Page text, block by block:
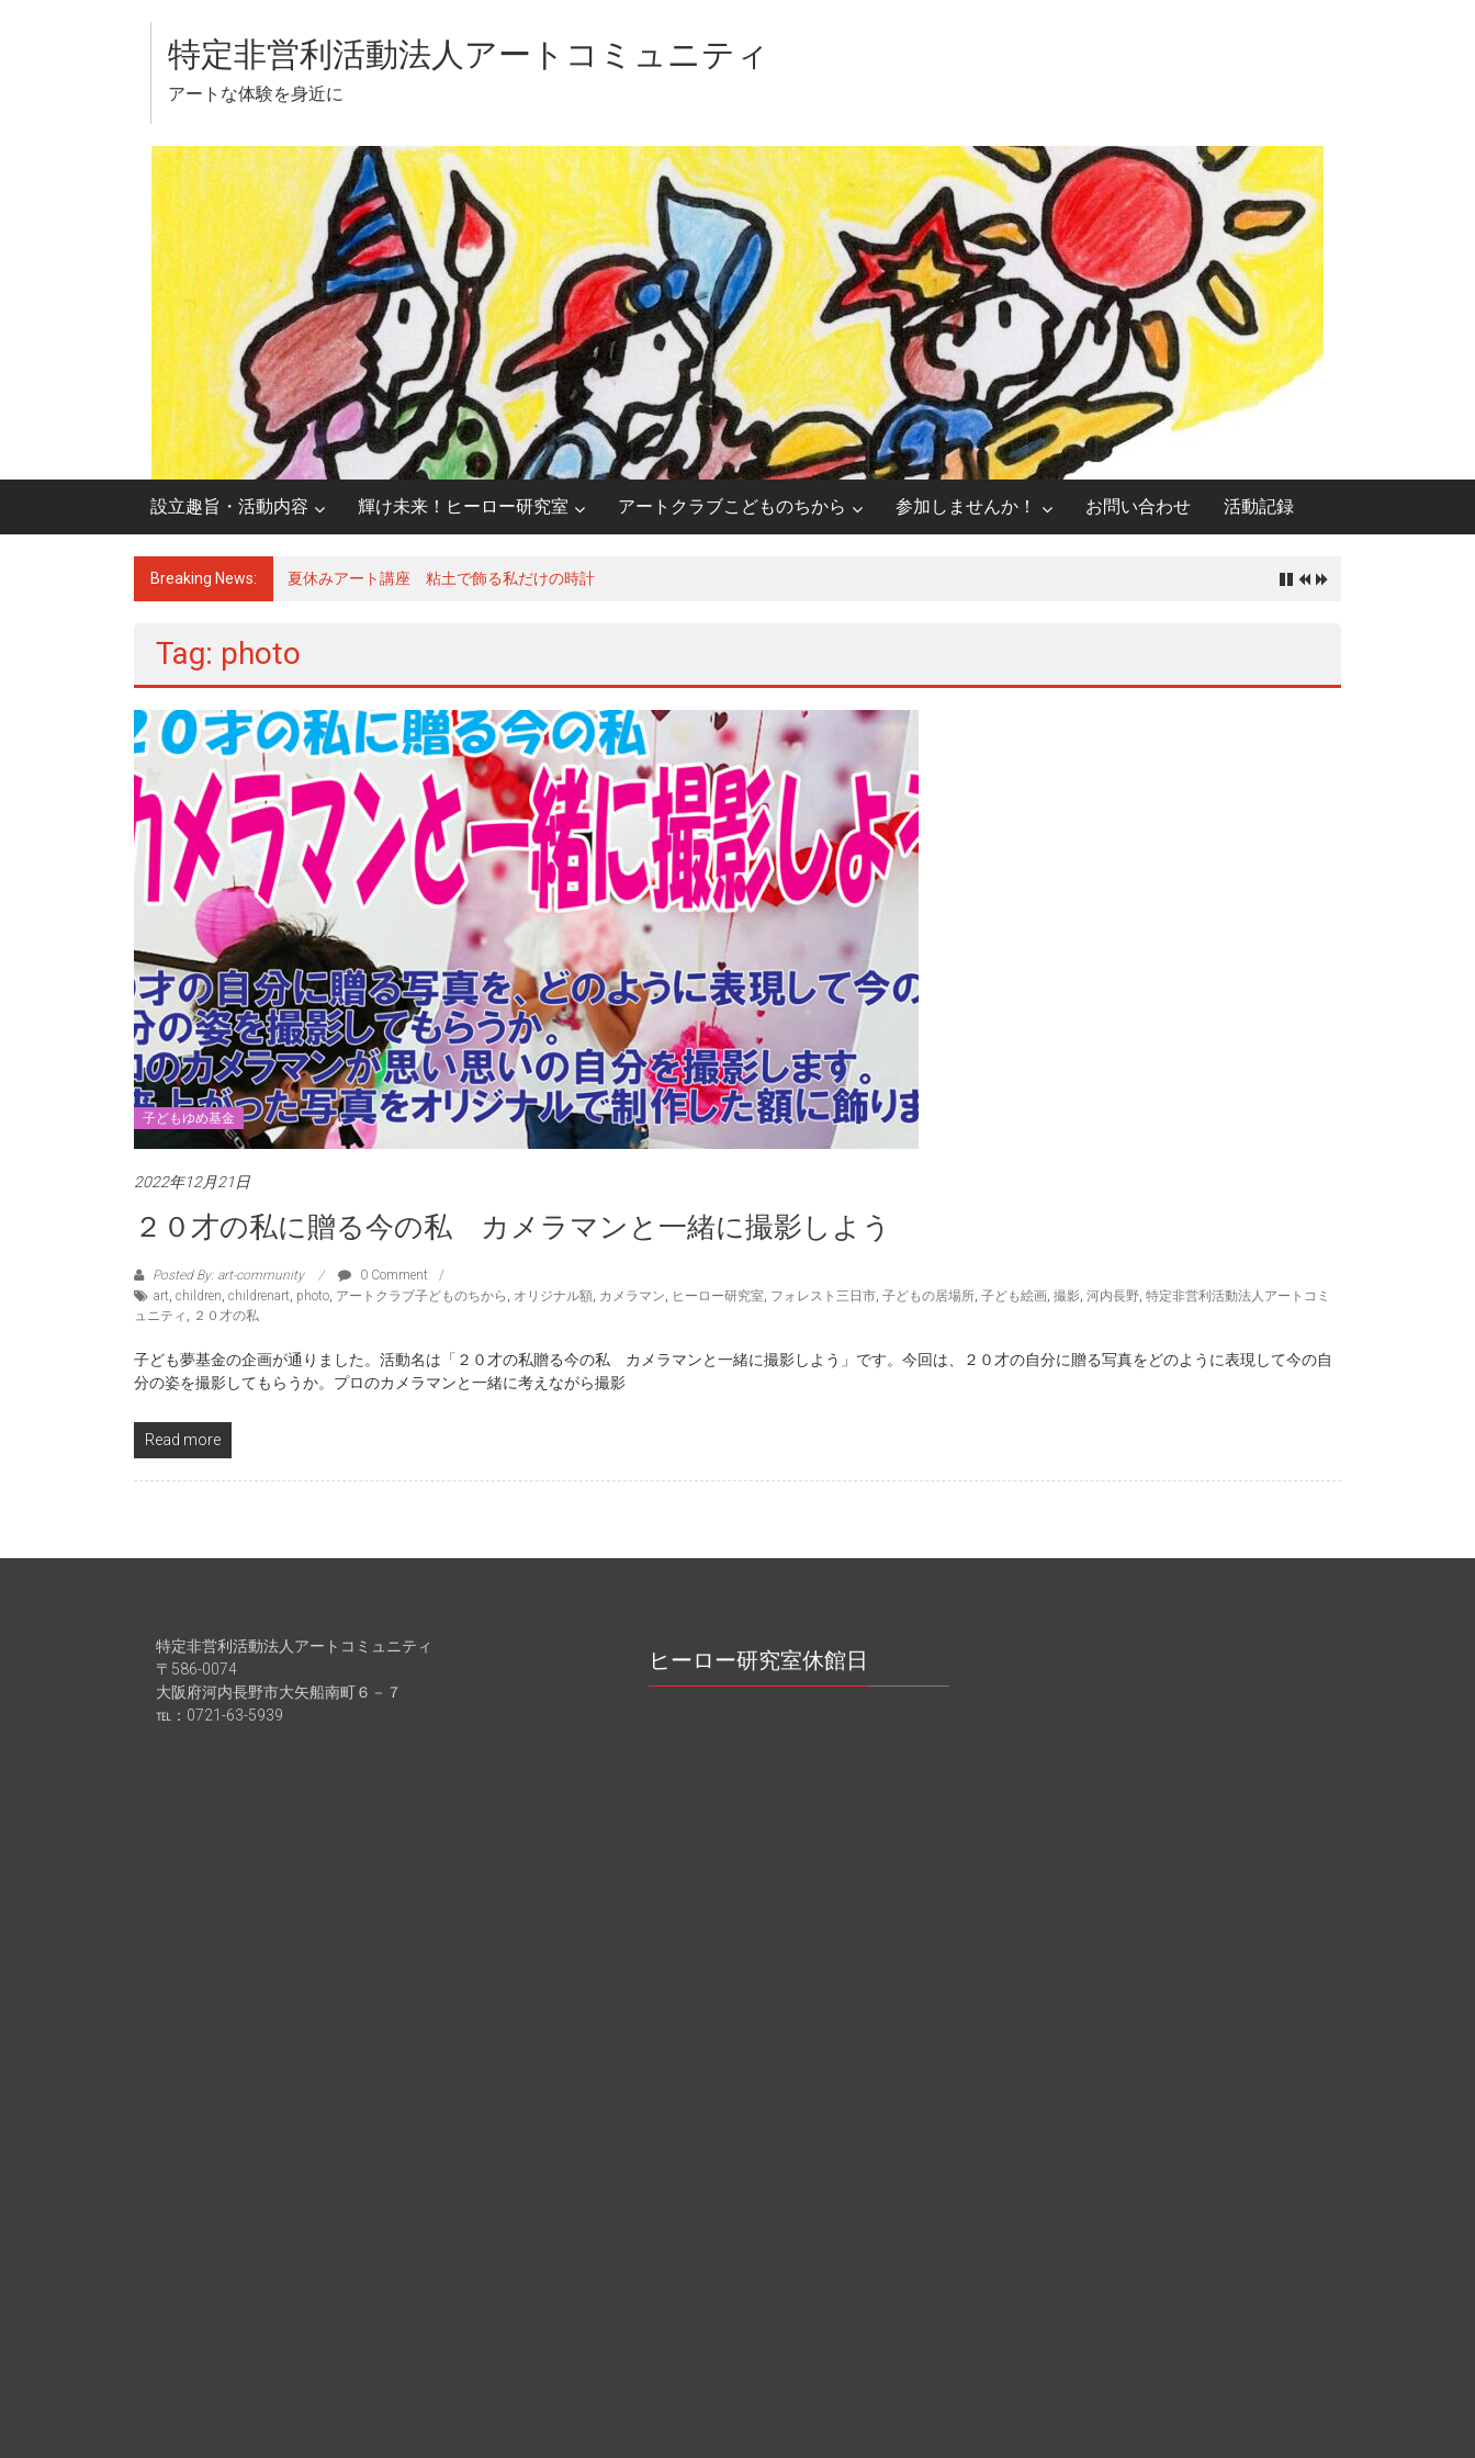
特定非営利活動法人アートコミュニティ
アートな体験を身近に
設立趣旨・活動内容 輝け未来！ヒーロー研究室 アートクラブこどものちから 参加しませんか！ お問い合わせ 活動記録
Breaking News: 夏休みアート講座 粘土で飾る私だけの時計
Tag: photo
子どもゆめ基金
2022年12月21日
２０才の私に贈る今の私 カメラマンと一緒に撮影しよう
Posted By: art-community
0 Comment
art, children, childrenart, photo, アートクラブ子どものちから , オリジナル額, カメラマン, ヒーロー研究室, フォレスト三日市, 子どもの居場所, 子ども絵画, 撮影, 河内長野, 特定非営利活動法人アートコミ
ュニティ , ２０才の私
子ども夢基金の企画が通りました。活動名は「２０才の私贈る今の私 カメラマンと一緒に撮影しよう」です。今回は、２０才の自分に贈る写真をどのように表現して今の自
分の姿を撮影してもらうか。プロのカメラマンと一緒に考えながら撮影
Read more
特定非営利活動法人アートコミュニティ
〒586-0074
大阪府河内長野市大矢船南町６－７
℡：0721-63-5939
ヒーロー研究室休館日